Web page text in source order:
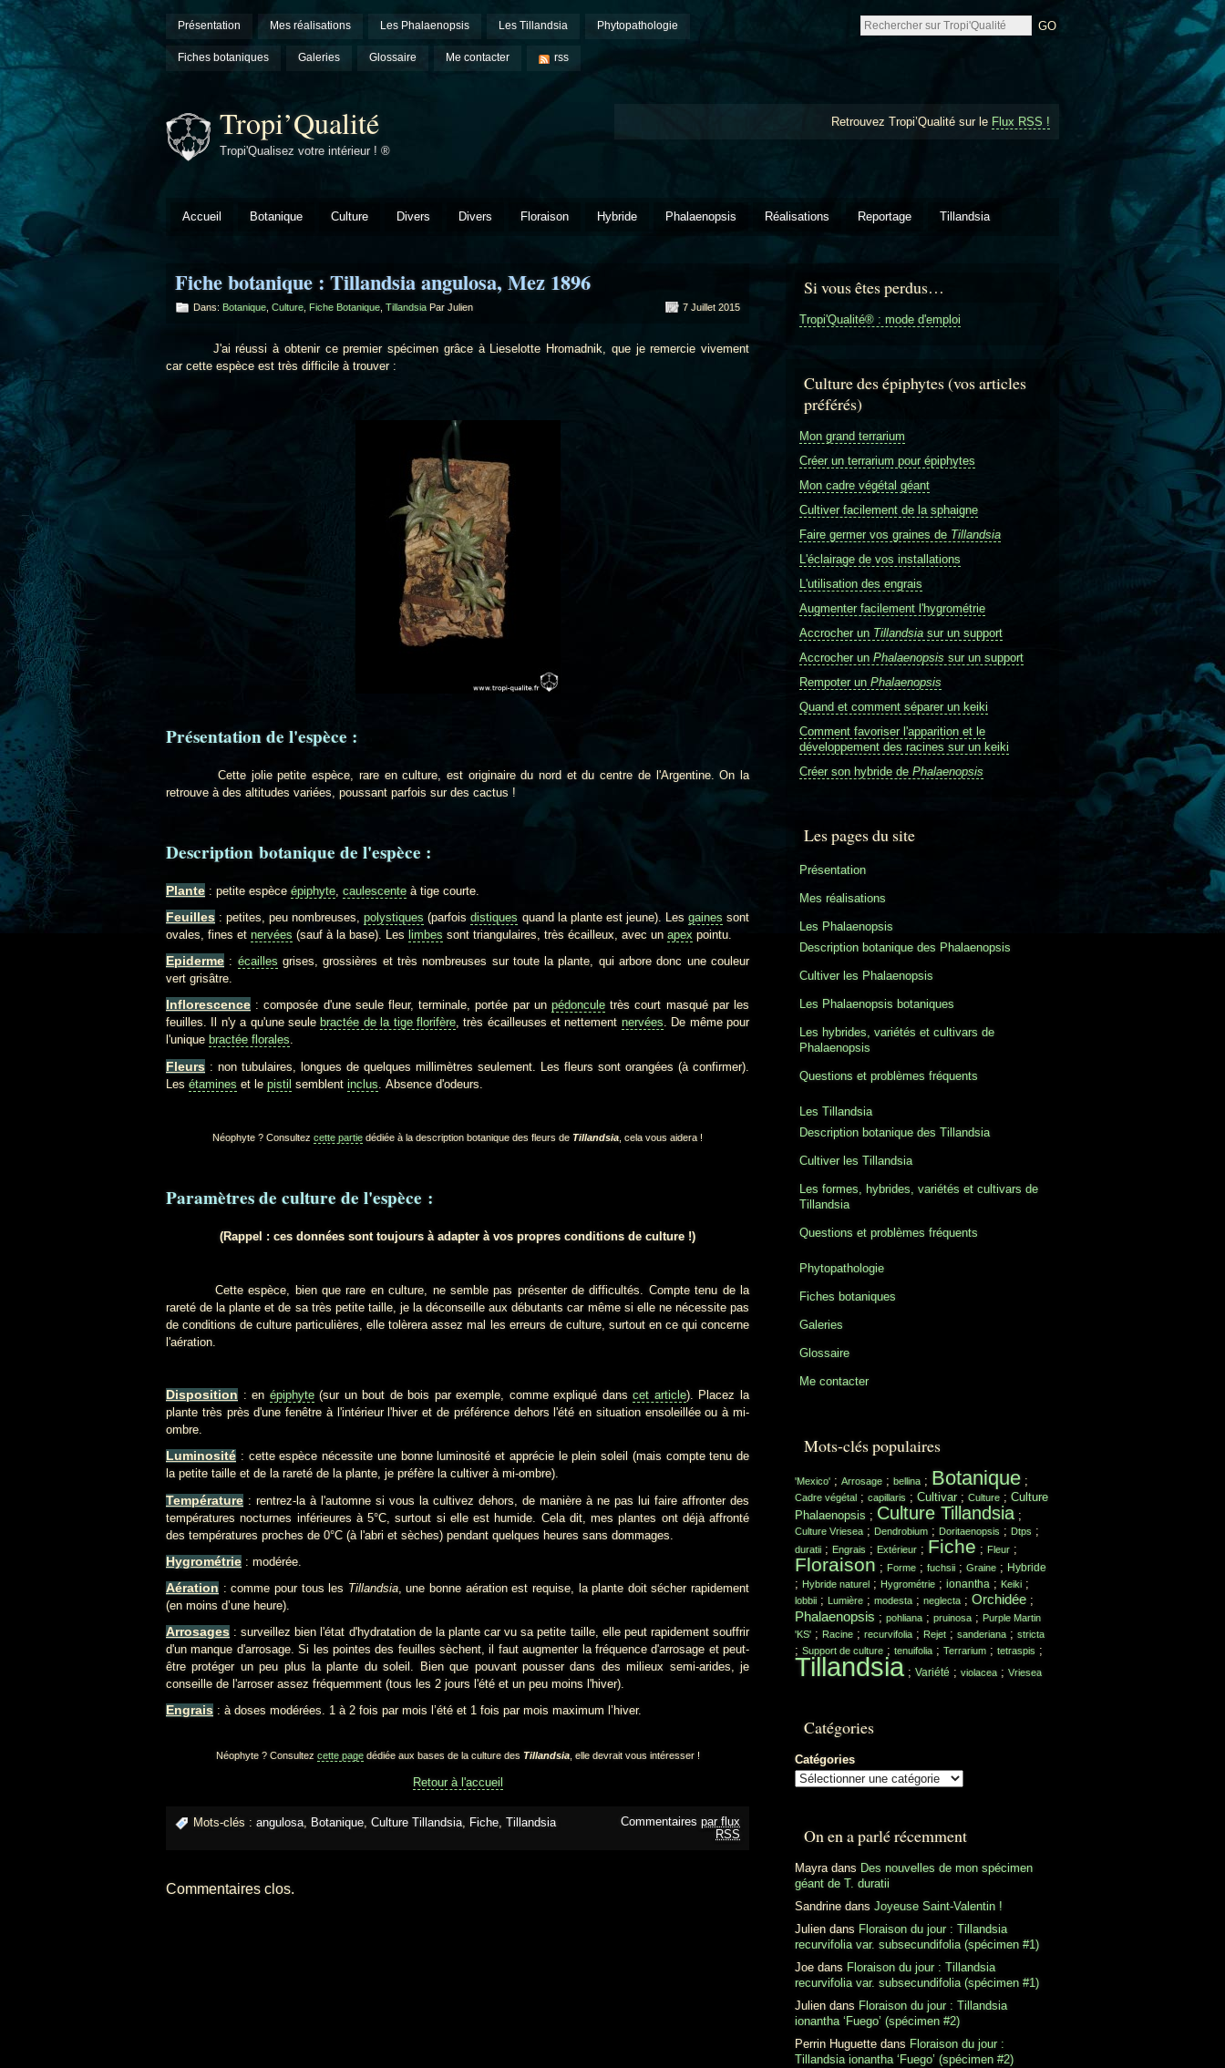
Présentation Mes réalisations Les Phalaenopsis Les Tillandsia Phytopathologie
Fiches botaniques Galeries Glossaire Me contacter rss
Tropi’Qualité
Tropi'Qualisez votre intérieur ! ®
Retrouvez Tropi’Qualité sur le Flux RSS !
Accueil Botanique Culture Divers Divers Floraison Hybride Phalaenopsis Réalisations Reportage Tillandsia
Fiche botanique : Tillandsia angulosa, Mez 1896
Dans: Botanique Culture Fiche Botanique Tillandsia Par Julien 7 Juillet 2015
J'ai réussi à obtenir ce premier spécimen grâce à Lieselotte Hromadnik, que je remercie vivement
car cette espèce est très difficile à trouver :
Présentationde l'espèce :
Cette jolie petite espèce, rare en culture, est originaire du nord et du centre de l'Argentine. On la
retrouve à des altitudes variées, poussant parfois sur des cactus !
Description botanique de l'espèce :
Plante : petite espèce épiphyte caulescente à tige courte.
Feuilles : petites, peu nombreuses,polystiques (parfoisdistiques quand la plante est jeune). Les gaines sont
ovales, fines et nervées (sauf à la base). Les limbes sont triangulaires, très écailleux, avec un apex pointu.
Epiderme : écailles grises, grossières et très nombreuses sur toute la plante, qui arbore donc une couleur
vert grisâtre.
Inflorescence : composée d'une seule fleur, terminale, portée par un pédoncule très court masqué par les
feuilles. Il n'y a qu'une seule bractée de la tige florifère, très écailleuses et nettement nervées. De même pour
l'unique bractée florales.
Fleurs : non tubulaires, longues de quelques millimètres seulement. Les fleurs sont orangées (à confirmer).
Les étamines et le pistil semblent inclus . Absence d'odeurs.
Néophyte ? Consultez cette partie dédiée à la description botanique des fleurs de Tillandsia , cela vous aidera !
Paramètres de culture de l'espèce :
(Rappel : ces données sont toujours à adapter à vos propres conditions de culture !)
Cette espèce, bien que rare en culture, ne semble pas présenter de difficultés. Compte tenu de la
rareté de la plante et de sa très petite taille, je la déconseille aux débutants car même si elle ne nécessite pas
de conditions de culture particulières, elle tolèrera assez mal les erreurs de culture, surtout en ce qui concerne
l'aération.
Disposition : en épiphyte(sur un bout de bois par exemple, comme expliqué danscet article). Placez la
plante très près d'une fenêtre à l'intérieur l'hiver et de préférence dehors l'été en situation ensoleillée ou à mi-
ombre.
Luminosité : cette espèce nécessite une bonne luminosité et apprécie le plein soleil (mais compte tenu de
la petite taille et de la rareté de la plante, je préfère la cultiver à mi-ombre).
Température : rentrez-la à l'automne si vous la cultivez dehors, de manière à ne pas lui faire affronter des
températures nocturnes inférieures à 5°C, surtout si elle est humide. Cela dit, mes plantes ont déjà affronté
des températures proches de 0°C (à l'abri et sèches) pendant quelques heures sans dommages.
Hygrométrie : modérée.
Aération : comme pour tous les Tillandsia, une bonne aération est requise, la plante doit sécher rapidement
(en moins d’une heure).
Arrosages : surveillez bien l'état d'hydratation de la plante car vu sa petite taille, elle peut rapidement souffrir
d'un manque d'arrosage. Si les pointes des feuilles sèchent, il faut augmenter la fréquence d'arrosage et peut-
être protéger un peu plus la plante du soleil. Bien que pouvant pousser dans des milieux semi-arides, je
conseille de l'arroser assez fréquemment (tous les 2 jours l'été et un peu moins l'hiver).
Engrais : à doses modérées. 1 à 2 fois par mois l’été et 1 fois par mois maximum l’hiver.
Néophyte ? Consultez cette pagedédiée aux bases de la culture des Tillandsia, elle devrait vous intéresser !
Retour à l'accueil
Mots-clés : angulosa, Botanique, Culture Tillandsia, Fiche, Tillandsia Commentaires par flux
RSS
Commentaires clos.
Si vous êtes perdus…
Tropi'Qualité® : mode d'emploi
Culture des épiphytes (vos articles
préférés)
Mon grand terrarium
Créer un terrarium pour épiphytes
Mon cadre végétal géant
Cultiver facilement de la sphaigne
Faire germer vos graines de Tillandsia
L'éclairage de vos installations
L'utilisation des engrais
Augmenter facilement l'hygrométrie
Accrocher un Tillandsia sur un support
Accrocher un Phalaenopsis sur un support
Rempoter un Phalaenopsis
Quand et comment séparer un keiki
Comment favoriser l'apparition et le
développement des racines sur un keiki
Créer son hybride de Phalaenopsis
Les pages du site
Présentation
Mes réalisations
Les Phalaenopsis
Description botanique des Phalaenopsis
Cultiver les Phalaenopsis
Les Phalaenopsis botaniques
Les hybrides, variétés et cultivars de
Phalaenopsis
Questions et problèmes fréquents
Les Tillandsia
Description botanique des Tillandsia
Cultiver les Tillandsia
Les formes, hybrides, variétés et cultivars de
Tillandsia
Questions et problèmes fréquents
Phytopathologie
Fiches botaniques
Galeries
Glossaire
Me contacter
Mots-clés populaires
'Mexico' ; Arrosage ; bellina; Botanique ;
Cadre végétal ; capillaris ; Cultivar; Culture ; Culture
Phalaenopsis ; Culture Tillandsia;
Culture Vriesea; Dendrobium ; Doritaenopsis ; Dtps ;
duratii ; Engrais ; Extérieur ; Fiche ; Fleur ;
Floraison ; Forme ; fuchsii ; Graine ; Hybride
; Hybride naturel ; Hygrométrie ; ionantha ; Keiki ;
lobbii ; Lumière ; modesta; neglecta; Orchidée ;
Phalaenopsis ; pohliana; pruinosa; Purple Martin
'KS' ; Racine ; recurvifolia; Rejet ; sanderiana; stricta
; Support de culture ; tenuifolia; Terrarium ; tetraspis ;
Tillandsia; Variété ; violacea; Vriesea
Catégories
Catégories
On en a parlé récemment
Mayradans Des nouvelles de mon spécimen
géant de T. duratii
Sandrine dans Joyeuse Saint-Valentin !
Julien dans Floraison du jour : Tillandsia
recurvifolia var. subsecundifolia (spécimen #1)
Joe dans Floraison du jour : Tillandsia
recurvifolia var. subsecundifolia (spécimen #1)
Julien dans Floraison du jour : Tillandsia
ionantha ‘Fuego’ (spécimen #2)
Perrin Huguette dans Floraison du jour :
Tillandsia ionantha ‘Fuego’ (spécimen #2)